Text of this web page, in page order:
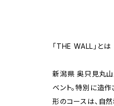
「THE WALL」とは
新潟県 奥只見丸山
ベント。特別に造
形のコースは、自然